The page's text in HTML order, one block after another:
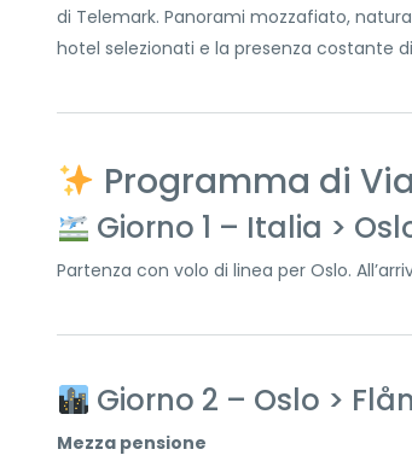
di Telemark. Panorami mozzafiato,
hotel selezionati e la presenza costante
Programma di
Giorno 1 – Italia >
Partenza con volo di linea per Oslo.
Giorno 2 – Oslo >
Mezza pensione